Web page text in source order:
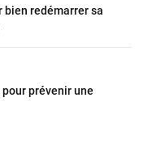
bien redémarrer sa
prévenir une